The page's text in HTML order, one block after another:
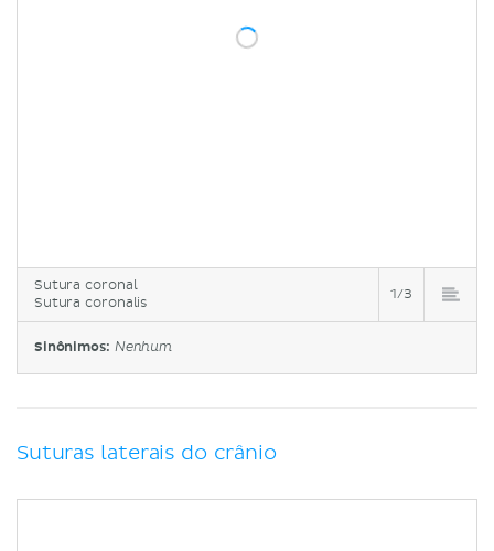
Sutura coronal
Sutura coronalis
1/3
Sinônimos: Nenhum
Suturas laterais do crânio